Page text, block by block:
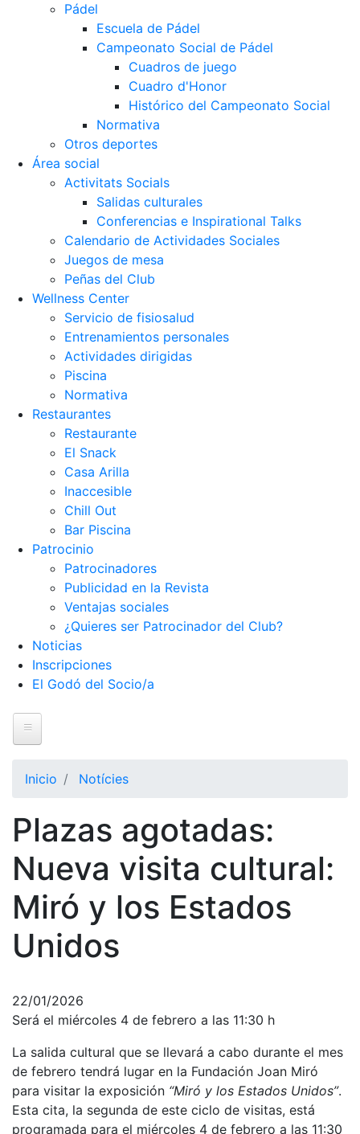
Pádel
Escuela de Pádel
Campeonato Social de Pádel
Cuadros de juego
Cuadro d'Honor
Histórico del Campeonato Social
Normativa
Otros deportes
Área social
Activitats Socials
Salidas culturales
Conferencias e Inspirational Talks
Calendario de Actividades Sociales
Juegos de mesa
Peñas del Club
Wellness Center
Servicio de fisiosalud
Entrenamientos personales
Actividades dirigidas
Piscina
Normativa
Restaurantes
Restaurante
El Snack
Casa Arilla
Inaccesible
Chill Out
Bar Piscina
Patrocinio
Patrocinadores
Publicidad en la Revista
Ventajas sociales
¿Quieres ser Patrocinador del Club?
Noticias
Inscripciones
El Godó del Socio/a
Historia
historia
Cronología
Presidentes
Organización
directiva
Comisiones
Estructura
ejecutiva
Fundación
Inicio Notícies
Plazas agotadas:
Nueva visita cultural:
Miró y los Estados
Unidos
22/01/2026
Será el miércoles 4 de febrero a las 11:30 h
La salida cultural que se llevará a cabo durante el mes
de febrero tendrá lugar en la Fundación Joan Miró
para visitar la exposición “Miró y los Estados Unidos”.
Esta cita, la segunda de este ciclo de visitas, está
programada para el miércoles 4 de febrero a las 11:30